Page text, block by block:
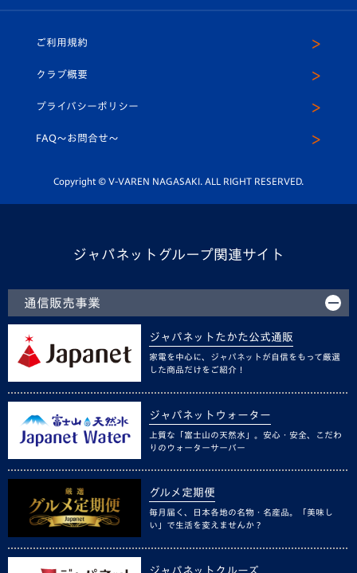
ホームタウン
平和祈念活動
ホームタウン活動
U-18
スクール
ヴィヴィくんインスタグラム
公式LINE＠
ご利用規約
クラブ概要
プライバシーポリシー
FAQ〜お問合せ〜
Copyright © V-VAREN NAGASAKI. ALL RIGHT RESERVED.
ジャパネットグループ関連サイト
通信販売事業
ジャパネットたかた公式通販
家電を中心に、ジャパネットが自信をもって厳選
した商品だけをご紹介！
ジャパネットウォーター
上質な「富士山の天然水」。安心・安全、こだわ
りのウォーターサーバー
グルメ定期便
毎月届く、日本各地の名物・名産品。「美味し
い」で生活を変えませんか？
ジャパネットクルーズ